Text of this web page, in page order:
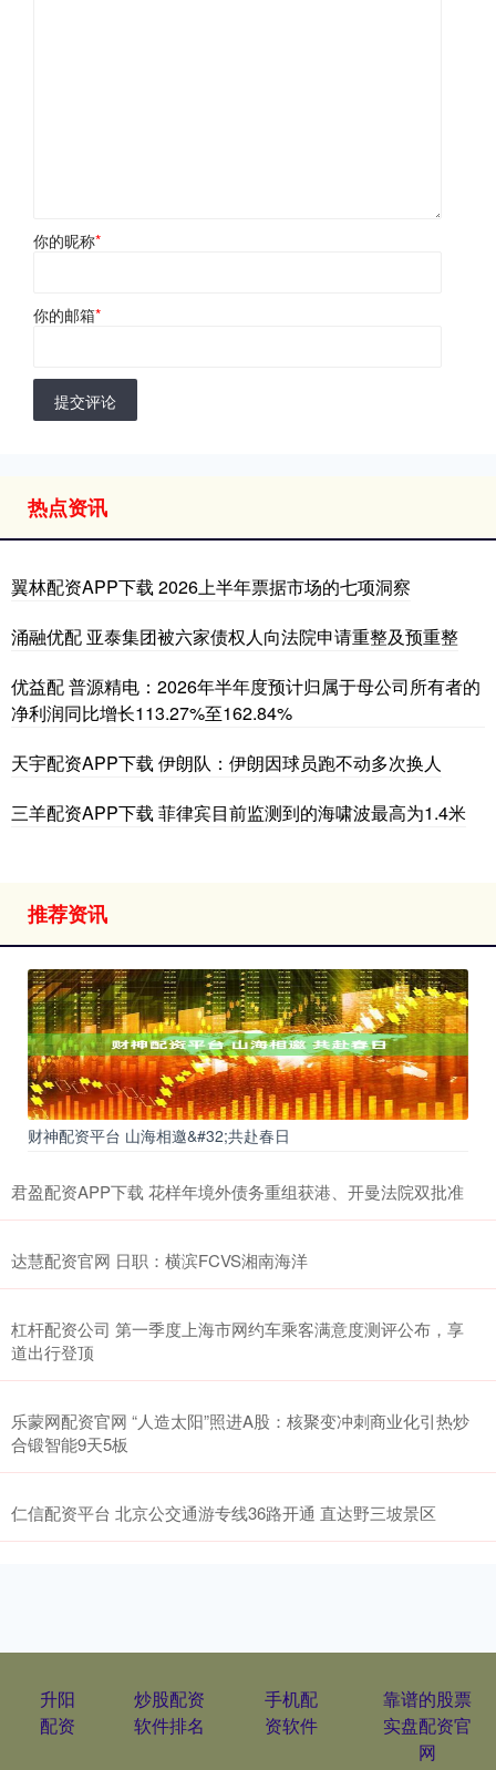
你的昵称*
你的邮箱*
提交评论
热点资讯
翼林配资APP下载 2026上半年票据市场的七项洞察
涌融优配 亚泰集团被六家债权人向法院申请重整及预重整
优益配 普源精电：2026年半年度预计归属于母公司所有者的
净利润同比增长113.27%至162.84%
天宇配资APP下载 伊朗队：伊朗因球员跑不动多次换人
三羊配资APP下载 菲律宾目前监测到的海啸波最高为1.4米
推荐资讯
财神配资平台 山海相邀&#32;共赴春日
君盈配资APP下载 花样年境外债务重组获港、开曼法院双批准
达慧配资官网 日职：横滨FCVS湘南海洋
杠杆配资公司 第一季度上海市网约车乘客满意度测评公布，享
道出行登顶
乐蒙网配资官网 “人造太阳”照进A股：核聚变冲刺商业化引热炒
合锻智能9天5板
仁信配资平台 北京公交通游专线36路开通 直达野三坡景区
升阳
配资
炒股配资
软件排名
手机配
资软件
靠谱的股票
实盘配资官
网